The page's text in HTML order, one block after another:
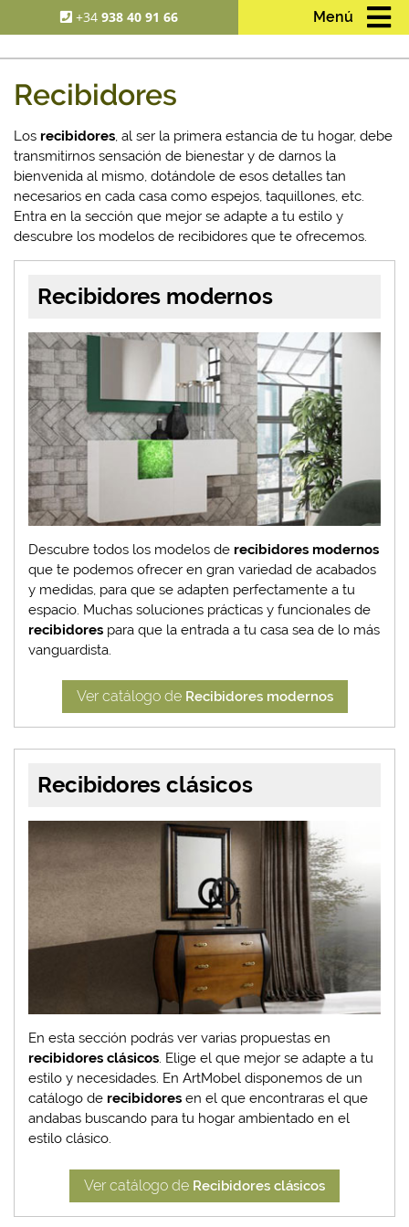
+34938 40 91 66 Menú
Recibidores
Los recibidores , al ser la primera estancia de tu hogar, debe
transmitirnos sensación de bienestar y de darnos la
bienvenida al mismo, dotándole de esos detalles tan
necesarios en cada casa como espejos, taquillones, etc.
Entra en la sección que mejor se adapte a tu estilo y
descubre los modelos de recibidores que te ofrecemos.
Recibidores modernos
Descubre todos los modelos de recibidores modernos
que te podemos ofrecer en gran variedad de acabados
y medidas, para que se adapten perfectamente a tu
espacio. Muchas soluciones prácticas y funcionales de
recibidores para que la entrada a tu casa sea de lo más
vanguardista.
Ver catálogo de Recibidores modernos
Recibidores clásicos
En esta sección podrás ver varias propuestas en
recibidores clásicos. Elige el que mejor se adapte a tu
estilo y necesidades. En ArtMobel disponemos de un
catálogo de recibidores en el que encontraras el que
andabas buscando para tu hogar ambientado en el
estilo clásico.
Ver catálogo de Recibidores clásicos